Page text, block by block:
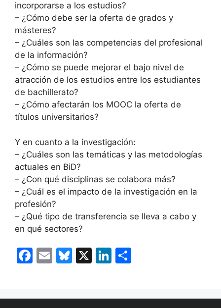
incorporarse a los estudios?
– ¿Cómo debe ser la oferta de grados y
másteres?
– ¿Cuáles son las competencias del profesional
de la información?
– ¿Cómo se puede mejorar el bajo nivel de
atracción de los estudios entre los estudiantes
de bachillerato?
– ¿Cómo afectarán los MOOC la oferta de
títulos universitarios?
Y en cuanto a la investigación:
– ¿Cuáles son las temáticas y las metodologías
actuales en BiD?
– ¿Con qué disciplinas se colabora más?
– ¿Cuál es el impacto de la investigación en la
profesión?
– ¿Qué tipo de transferencia se lleva a cabo y
en qué sectores?
F
e
E
l
Bl
s
X
Li
e p